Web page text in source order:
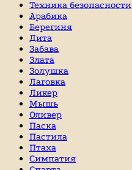
Техника безопасности
Арабика
Берегиня
Дита
Забава
Злата
Золушка
Лаговка
Ликер
Мышь
Оливер
Паска
Пастила
Птаха
Симпатия